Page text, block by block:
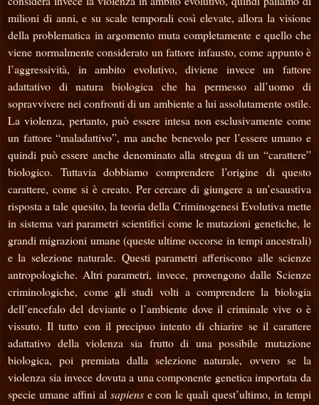
milioni di anni, e su scale temporali così elevate, allora la visione
della problematica in argomento muta completamente e quello che
viene normalmente considerato un fattore infausto, come appunto è
l’aggressività, in ambito evolutivo, diviene invece un fattore
adattativo di natura biologica che ha permesso all’uomo di
sopravvivere nei confronti di un ambiente a lui assolutamente ostile.
La violenza, pertanto, può essere intesa non esclusivamente come
un fattore “maladattivo”, ma anche benevolo per l’essere umano e
quindi può essere anche denominato alla stregua di un “carattere”
biologico. Tuttavia dobbiamo comprendere l’origine di questo
carattere, come si è creato. Per cercare di giungere a un’esaustiva
risposta a tale quesito, la teoria della Criminogenesi Evolutiva mette
in sistema vari parametri scientifici come le mutazioni genetiche, le
grandi migrazioni umane (queste ultime occorse in tempi ancestrali)
e la selezione naturale. Questi parametri afferiscono alle scienze
antropologiche. Altri parametri, invece, provengono dalle Scienze
criminologiche, come gli studi volti a comprendere la biologia
dell’encefalo del deviante o l’ambiente dove il criminale vive o è
vissuto. Il tutto con il precipuo intento di chiarire se il carattere
adattativo della violenza sia frutto di una possibile mutazione
biologica, poi premiata dalla selezione naturale, ovvero se la
violenza sia invece dovuta a una componente genetica importata da
specie umane affini al sapiense con le quali quest’ultimo, in tempi